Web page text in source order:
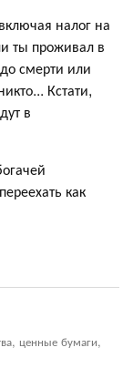
налог на
ты проживал в
смерти или
Кстати,
в
как
ценные бумаги,